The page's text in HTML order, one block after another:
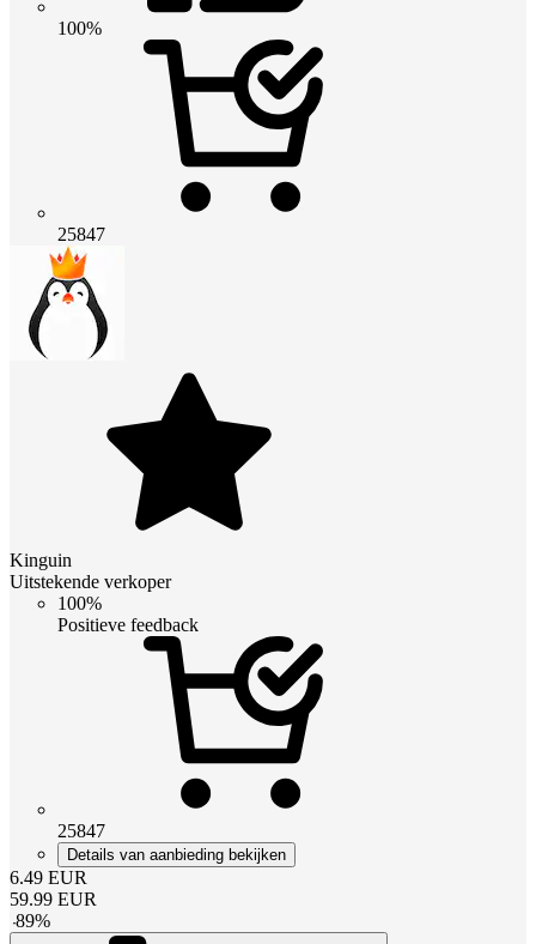
100%
25847
Kinguin
Uitstekende verkoper
100%
Positieve feedback
25847
Details van aanbieding bekijken
6.49 EUR
59.99 EUR
-89%